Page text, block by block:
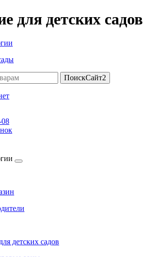
для детских садов
ПоискСайт2
08
детских садов